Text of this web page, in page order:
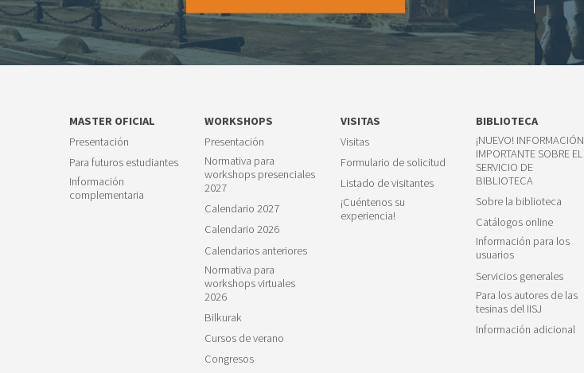
MASTER OFICIAL
Presentación
Para futuros estudiantes
Información
complementaria
WORKSHOPS
Presentación
Normativa para
workshops presenciales
2027
Calendario 2027
Calendario 2026
Calendarios anteriores
Normativa para
workshops virtuales
2026
Bilkurak
Cursos de verano
Congresos
VISITAS
Visitas
Formulario de solicitud
Listado de visitantes
¡Cuéntenos su
experiencia!
BIBLIOTECA
¡NUEVO! INFORMACIÓN
IMPORTANTE SOBRE EL
SERVICIO DE
BIBLIOTECA
Sobre la biblioteca
Catálogos online
Información para los
usuarios
Servicios generales
Para los autores de las
tesinas del IISJ
Información adicional